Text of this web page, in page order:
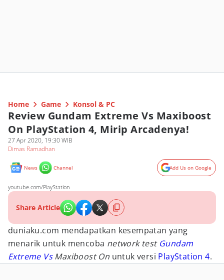
Home Game Konsol & PC
Review Gundam Extreme Vs Maxiboost
On PlayStation 4, Mirip Arcadenya!
27 Apr 2020, 19:30 WIB
Dimas Ramadhan
News Channel Add Us on Google
youtube.com/PlayStation
Share Article
duniaku.com mendapatkan kesempatan yang
menarik untuk mencoba network test Gundam
Extreme VsMaxiboost On untuk versi PlayStation 4.